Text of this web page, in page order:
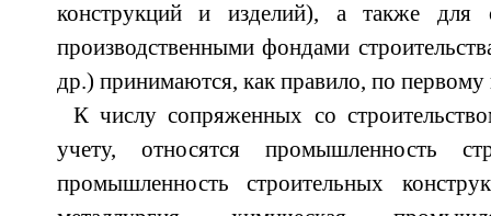
конструкций и изделий), а также для
производственными фондами
др.) принимаются, как правило, по
К числу сопряженных со
учету, относятся промышленность
промышленность строительных